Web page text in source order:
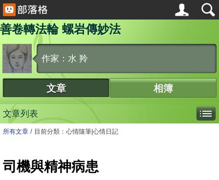
善卷轉法輪 螺岩傳妙法
作家：水 羚
文章 相簿
文章列表
所有文章 / 目前分類：心情隨筆|心情日記
司機與精神病患